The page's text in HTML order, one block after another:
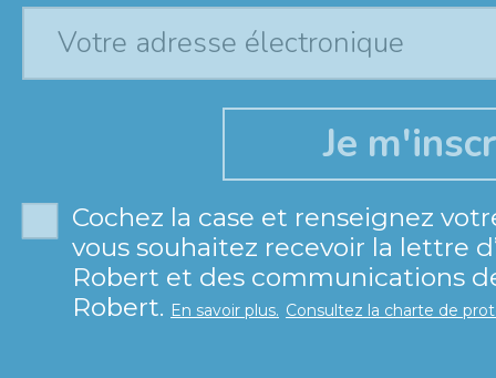
Cochez la case et renseignez
vous souhaitez recevoir la lettre
Robert et des communications
Robert. En savoir plus. Consultez la charte de